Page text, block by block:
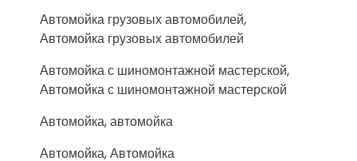
Автомойка грузовых автомобилей,
Автомойка грузовых автомобилей
Автомойка с шиномонтажной мастерской,
Автомойка с шиномонтажной мастерской
Автомойка, автомойка
Автомойка, Автомойка